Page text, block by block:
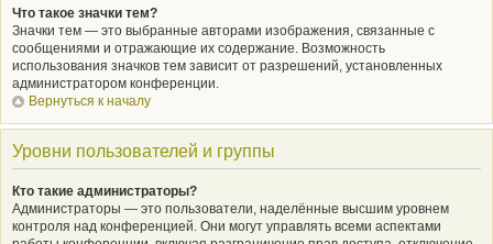
Что такое значки тем?
Значки тем — это выбранные авторами изображения, связанные с
сообщениями и отражающие их содержание. Возможность
использования значков тем зависит от разрешений, установленных
администратором конференции.
Вернуться к началу
Уровни пользователей и группы
Кто такие администраторы?
Администраторы — это пользователи, наделённые высшим уровнем
контроля над конференцией. Они могут управлять всеми аспектами